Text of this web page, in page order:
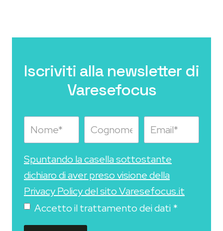
Iscriviti alla newsletter di
Varesefocus
Spuntando la casella sottostante
dichiaro di aver preso visione della
Privacy Policy del sito Varesefocus.it
Accetto il trattamento dei dati *